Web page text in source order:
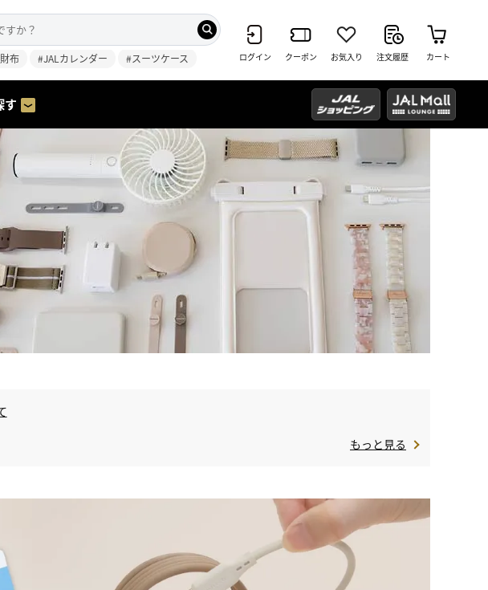
布 #JALカレンダー #スーツケース ログイン クーポン お気入り 注文履歴 カート
す
もっと見る